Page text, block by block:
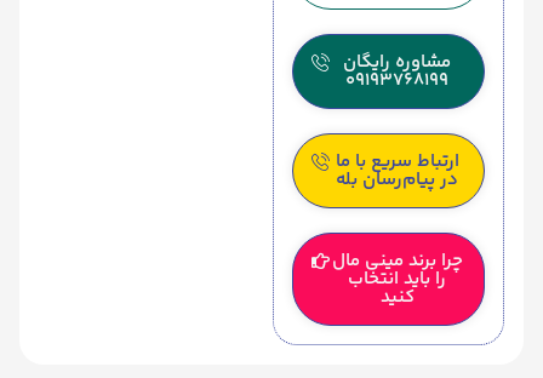
مشاوره رایگان
09193768199
ارتباط سریع با ما
در پیام‌رسان بله
چرا برند مینی مال
را باید انتخاب
کنید